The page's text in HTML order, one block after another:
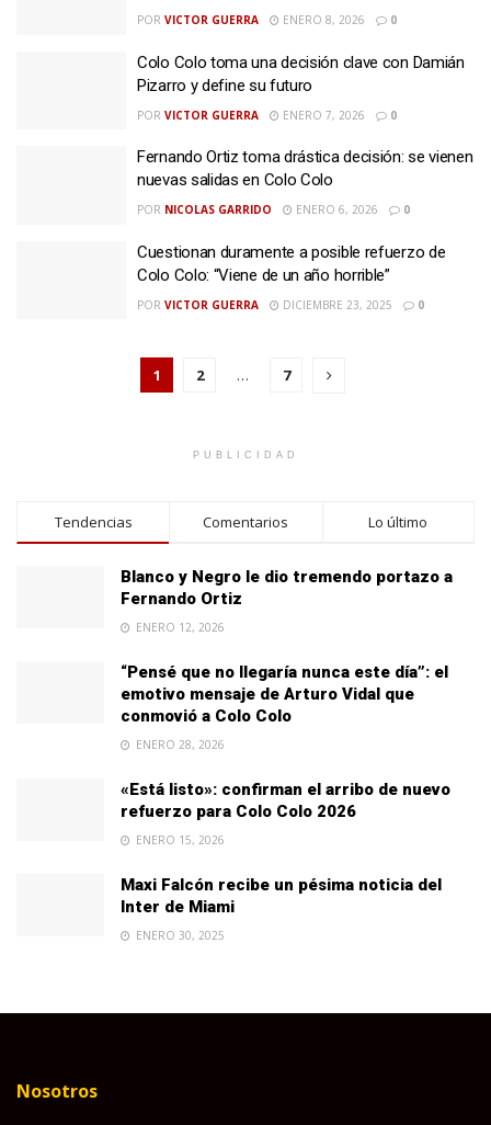
POR VICTOR GUERRA ENERO 8, 2026 0
Colo Colo toma una decisión clave con Damián
Pizarro y define su futuro
POR VICTOR GUERRA ENERO 7, 2026 0
Fernando Ortiz toma drástica decisión: se vienen
nuevas salidas en Colo Colo
POR NICOLAS GARRIDO ENERO 6, 2026 0
Cuestionan duramente a posible refuerzo de
Colo Colo: “Viene de un año horrible”
POR VICTOR GUERRA DICIEMBRE 23, 2025 0
1 2 … 7
PUBLICIDAD
Tendencias Comentarios Lo último
Blanco y Negro le dio tremendo portazo a
Fernando Ortiz
ENERO 12, 2026
“Pensé que no llegaría nunca este día”: el
emotivo mensaje de Arturo Vidal que
conmovió a Colo Colo
ENERO 28, 2026
«Está listo»: confirman el arribo de nuevo
refuerzo para Colo Colo 2026
ENERO 15, 2026
Maxi Falcón recibe un pésima noticia del
Inter de Miami
ENERO 30, 2025
Nosotros